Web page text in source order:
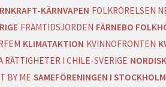
KÄRNVAPEN FOLKRÖRELSEN
FRAMTIDSJORDEN FÄRNEBO
KLIMATAKTION KVINNOFRONTEN
RÄTTIGHETER I CHILE-SVERIGE
BY ME SAMEFÖRENINGEN I STOCKHOLM